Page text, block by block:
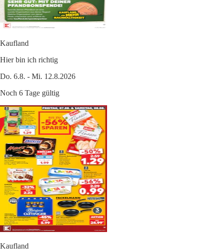
Kaufland
Hier bin ich richtig
Do. 6.8. - Mi. 12.8.2026
Noch 6 Tage gültig
Kaufland